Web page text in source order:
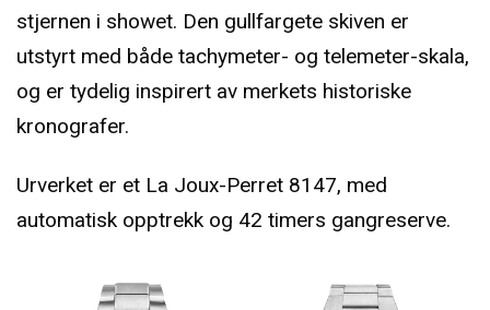
stjernen i showet. Den gullfargete skiven er
utstyrt med både tachymeter- og telemeter-skala,
og er tydelig inspirert av merkets historiske
kronografer.
Urverket er et La Joux-Perret 8147, med
automatisk opptrekk og 42 timers gangreserve.